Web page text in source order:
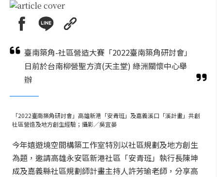
臺南築角-社區營造大賽「2022臺南築角研討會」
日前於台南柳營聖方濟(天主堂) 綠洲關懷中心舉
辦
「2022臺南築角研討會」高雄新港「安青班」及嘉義溪口「溪計畫」共創
社區營造及地方創生經驗；攝影／吳宜晏
今年嬉遊境空間構築工作室特別以社區規劃及地方創生
為題，邀請高雄永安區新港社區「安青班」執行長陳坤
成及嘉義縣社區規劃師計畫主持人許芳瑜老師，分享高